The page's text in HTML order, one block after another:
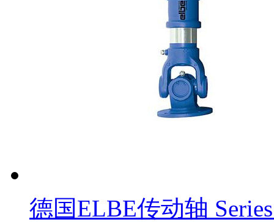
德国ELBE传动轴